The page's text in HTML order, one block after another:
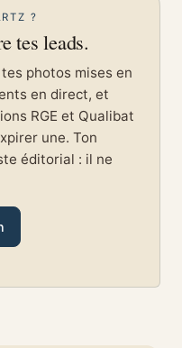
?
tes leads.
photos mises en
en direct, et
RGE et Qualibat
une. Ton
éditorial : il ne